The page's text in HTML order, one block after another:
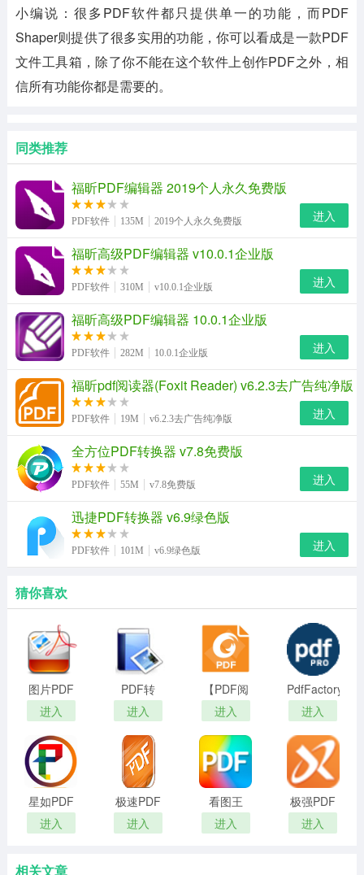
小编说：很多PDF软件都只提供单一的功能，而PDF
Shaper则提供了很多实用的功能，你可以看成是一款PDF
文件工具箱，除了你不能在这个软件上创作PDF之外，相
信所有功能你都是需要的。
同类推荐
福昕PDF编辑器 2019个人永久免费版
PDF软件 135M 2019个人永久免费版 进入
福昕高级PDF编辑器 v10.0.1企业版
PDF软件 310M v10.0.1企业版 进入
福昕高级PDF编辑器 10.0.1企业版
PDF软件 282M 10.0.1企业版 进入
福昕pdf阅读器(Foxit Reader) v6.2.3去广告纯净版
PDF软件 19M v6.2.3去广告纯净版 进入
全方位PDF转换器 v7.8免费版
PDF软件 55M v7.8免费版 进入
迅捷PDF转换器 v6.9绿色版
PDF软件 101M v6.9绿色版 进入
猜你喜欢
图片PDF
转换器电
脑版
进入
PDF转
JPG工具
免费版
进入
【PDF阅
读器软
件】福昕
PDF阅读
器
进入
PdfFactory
Pro(虚拟
打印机)
进入
星如PDF
转换器专
业版
进入
极速PDF
阅读器_极
速PDF阅
进入
看图王
PDF阅读
器标准版
进入
极强PDF
转换器
进入
相关文章